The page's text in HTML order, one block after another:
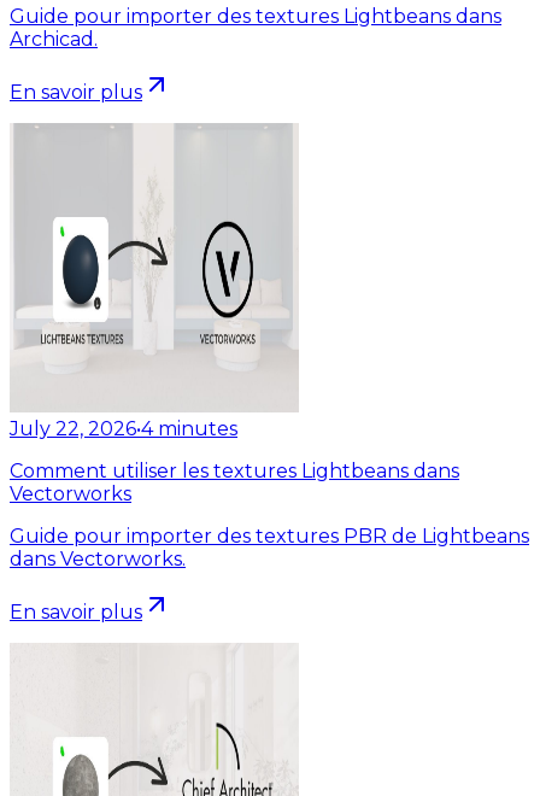
Guide pour importer des textures Lightbeans dans
Archicad.
En savoir plus
July 22, 2026•4 minutes
Comment utiliser les textures Lightbeans dans
Vectorworks
Guide pour importer des textures PBR de Lightbeans
dans Vectorworks.
En savoir plus